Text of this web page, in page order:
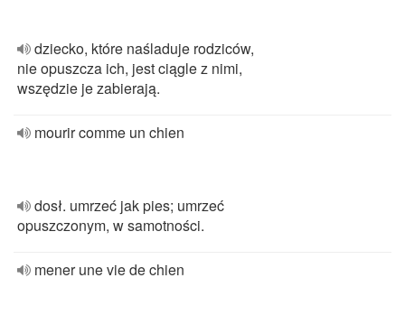
dziecko, które naśladuje rodziców,
nie opuszcza ich, jest ciągle z nimi,
wszędzie je zabierają.
mourir comme un chien
dosł. umrzeć jak pies; umrzeć
opuszczonym, w samotności.
mener une vie de chien